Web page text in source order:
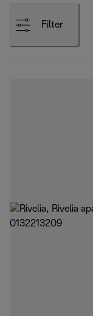
Filter